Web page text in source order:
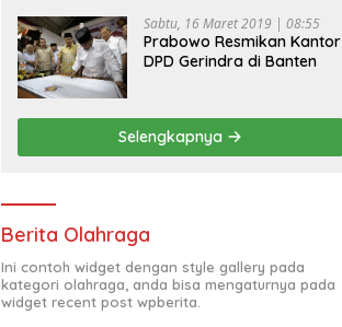
Sabtu, 16 Maret 2019 | 08:55
Prabowo Resmikan Kantor
DPD Gerindra di Banten
Selengkapnya
Berita Olahraga
Ini contoh widget dengan style gallery pada
kategori olahraga, anda bisa mengaturnya pada
widget recent post wpberita.